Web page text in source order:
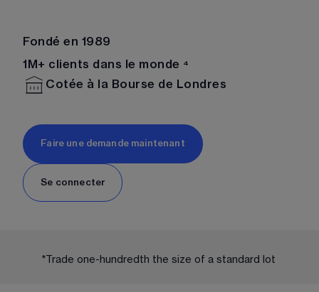
Fondé en 1989
1M+ clients dans le monde ⁴
Cotée à la Bourse de Londres
Faire une demande maintenant
Se connecter
*Trade one-hundredth the size of a standard lot